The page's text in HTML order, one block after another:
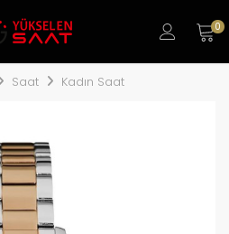
0
Saat Kadın Saat